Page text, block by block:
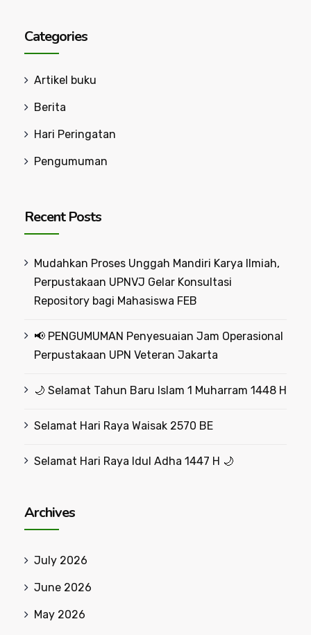
Categories
Artikel buku
Berita
Hari Peringatan
Pengumuman
Recent Posts
Mudahkan Proses Unggah Mandiri Karya Ilmiah,
Perpustakaan UPNVJ Gelar Konsultasi
Repository bagi Mahasiswa FEB
📢 PENGUMUMAN Penyesuaian Jam Operasional
Perpustakaan UPN Veteran Jakarta
🌙 Selamat Tahun Baru Islam 1 Muharram 1448 H
Selamat Hari Raya Waisak 2570 BE
Selamat Hari Raya Idul Adha 1447 H 🌙
Archives
July 2026
June 2026
May 2026